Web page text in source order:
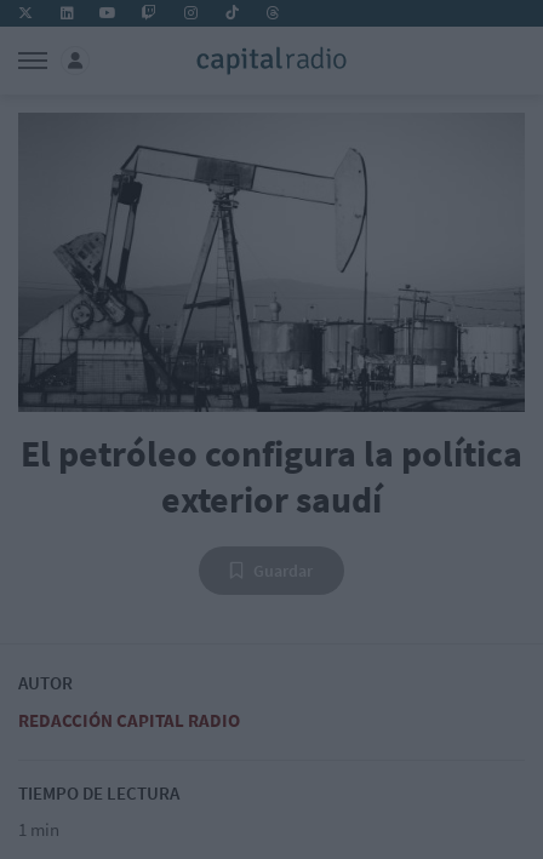
El petróleo configura la política
exterior saudí
AUTOR
REDACCIÓN CAPITAL RADIO
TIEMPO DE LECTURA
1 min